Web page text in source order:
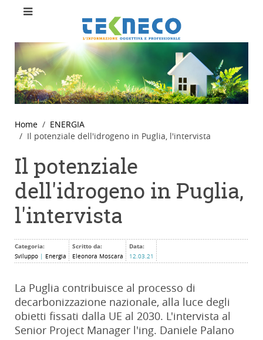
Home
ENERGIA
Il potenziale dell'idrogeno in Puglia, l'intervista
Il potenziale
dell'idrogeno in Puglia,
l'intervista
Categoria:
Sviluppo Energia
Scritto da:
Eleonora Moscara
Data:
12.03.21
La Puglia contribuisce al processo di
decarbonizzazione nazionale, alla luce degli
obietti fissati dalla UE al 2030. L'intervista al
Senior Project Manager l'ing. Daniele Palano